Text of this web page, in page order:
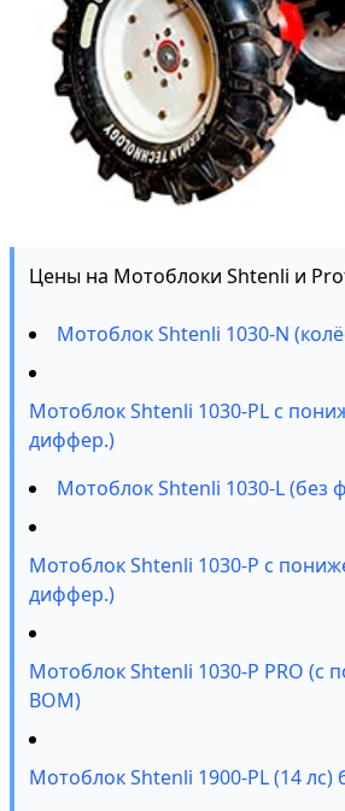
Цены на Мотоблоки Shtenli и
Мотоблок Shtenli 1030-N
Мотоблок Shtenli 1030-PL с
диффер.)
Мотоблок Shtenli 1030-L (без
Мотоблок Shtenli 1030-P с
диффер.)
Мотоблок Shtenli 1030-P PRO (с
ВОМ)
Мотоблок Shtenli 1900-PL (14